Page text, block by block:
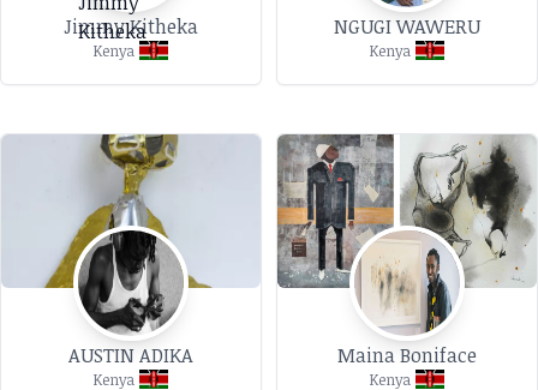
Jimmy Kitheka
Kenya
NGUGI WAWERU
Kenya
AUSTIN ADIKA
Kenya
Maina Boniface
Kenya